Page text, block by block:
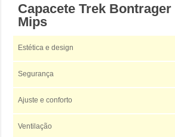
Capacete Trek
Mips
Estética e design
Segurança
Ajuste e conforto
Ventilação